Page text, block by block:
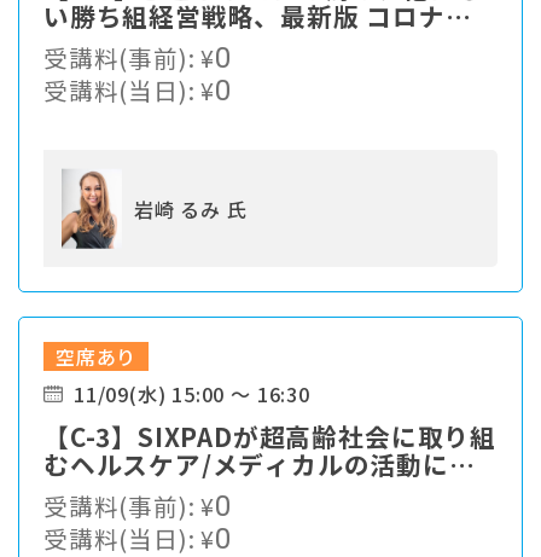
い勝ち組経営戦略、最新版 コロナ禍
でもたった1年で億越えしたひとりサ
ロンビジネスの秘訣とは？
受講料(事前):¥0
受講料(当日):¥0
岩崎 るみ 氏
空席あり
11/09(水) 15:00 ～ 16:30
【C-3】SIXPADが超高齢社会に取り組
むヘルスケア/メディカルの活動につ
いて
受講料(事前):¥0
受講料(当日):¥0